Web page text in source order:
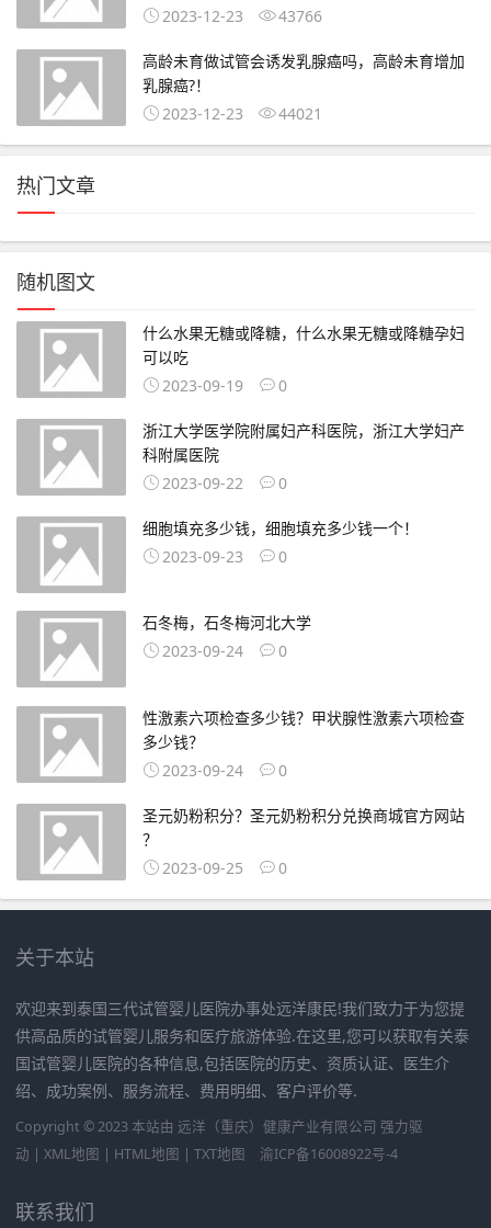
2023-12-23
43766
高龄未育做试管会诱发乳腺癌吗，高龄未育增加
乳腺癌?！
2023-12-23
44021
热门文章
随机图文
什么水果无糖或降糖，什么水果无糖或降糖孕妇
可以吃
2023-09-19
0
浙江大学医学院附属妇产科医院，浙江大学妇产
科附属医院
2023-09-22
0
细胞填充多少钱，细胞填充多少钱一个！
2023-09-23
0
石冬梅，石冬梅河北大学
2023-09-24
0
性激素六项检查多少钱？甲状腺性激素六项检查
多少钱？
2023-09-24
0
圣元奶粉积分？圣元奶粉积分兑换商城官方网站
？
2023-09-25
0
关于本站
欢迎来到泰国三代试管婴儿医院办事处远洋康民!我们致力于为您提
供高品质的试管婴儿服务和医疗旅游体验.在这里,您可以获取有关泰
国试管婴儿医院的各种信息,包括医院的历史、资质认证、医生介
绍、成功案例、服务流程、费用明细、客户评价等.
Copyright © 2023 本站由 远洋（重庆）健康产业有限公司 强力驱
动 | XML地图 | HTML地图 | TXT地图 渝ICP备16008922号-4
联系我们